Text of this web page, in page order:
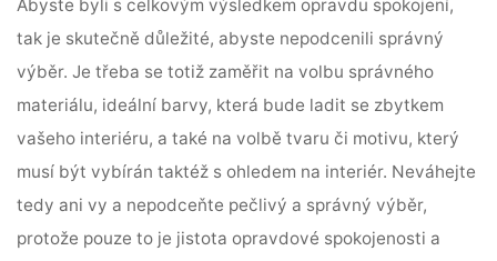
Abyste byli s celkovým výsledkem opravdu spokojení,
tak je skutečně důležité, abyste nepodcenili správný
výběr. Je třeba se totiž zaměřit na volbu správného
materiálu, ideální barvy, která bude ladit se zbytkem
vašeho interiéru, a také na volbě tvaru či motivu, který
musí být vybírán taktéž s ohledem na interiér. Neváhejte
tedy ani vy a nepodceňte pečlivý a správný výběr,
protože pouze to je jistota opravdové spokojenosti a